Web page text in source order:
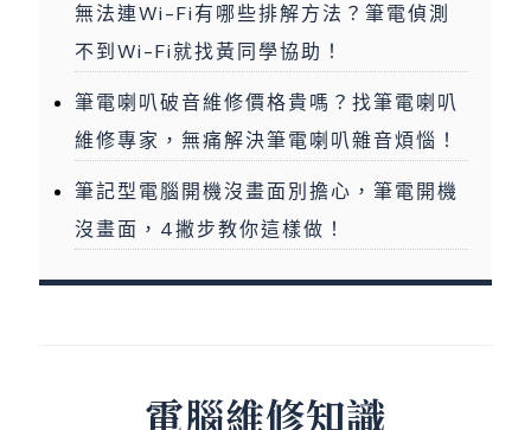
無法連Wi-Fi有哪些排解方法？筆電偵測
不到Wi-Fi就找黃同學協助！
筆電喇叭破音維修價格貴嗎？找筆電喇叭
維修專家，無痛解決筆電喇叭雜音煩惱！
筆記型電腦開機沒畫面別擔心，筆電開機
沒畫面，4撇步教你這樣做！
電腦維修知識